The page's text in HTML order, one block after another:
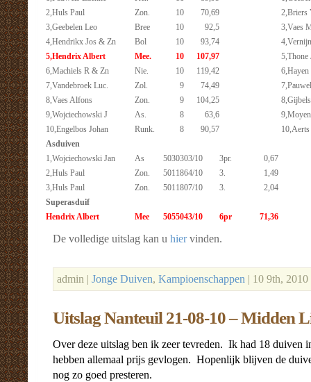
2,Huls Paul
Zon. 10 70,69
2,Briers
3,Geebelen Leo
Bree 10 92,5
3,Vaes
4,Hendrikx Jos & Zn
Bol 10 93,74
5,Hendrix Albert
Mee. 10 107,97
5,Thone
6,Machiels R & Zn
Nie. 10 119,42
6,Hayen
7,Vandebroek Luc.
Zol. 9 74,49
8,Vaes Alfons
Zon. 9 104,25
9,Wojciechowski J
As. 8 63,6
10,Engelbos Johan
Runk. 8 90,57
Asduiven
1,Wojciechowski Jan
As 5030303/10 3pr.
0,67
2,Huls Paul
Zon. 5011864/10 3.
1,49
3,Huls Paul
Zon. 5011807/10 3.
2,04
Superasduif
Hendrix Albert
Mee 5055043/10 6pr 71,36
De volledige uitslag kan u hiervinden.
admin | Jonge Duiven, Kampioenschappen | 10 9th, 2010
Uitslag Nanteuil 21-08-10 – Midden
Over deze uitslag ben ik zeer tevreden. Ik had 18 duiven
hebben allemaal prijs gevlogen. Hopenlijk blijven de
nog zo goed presteren.